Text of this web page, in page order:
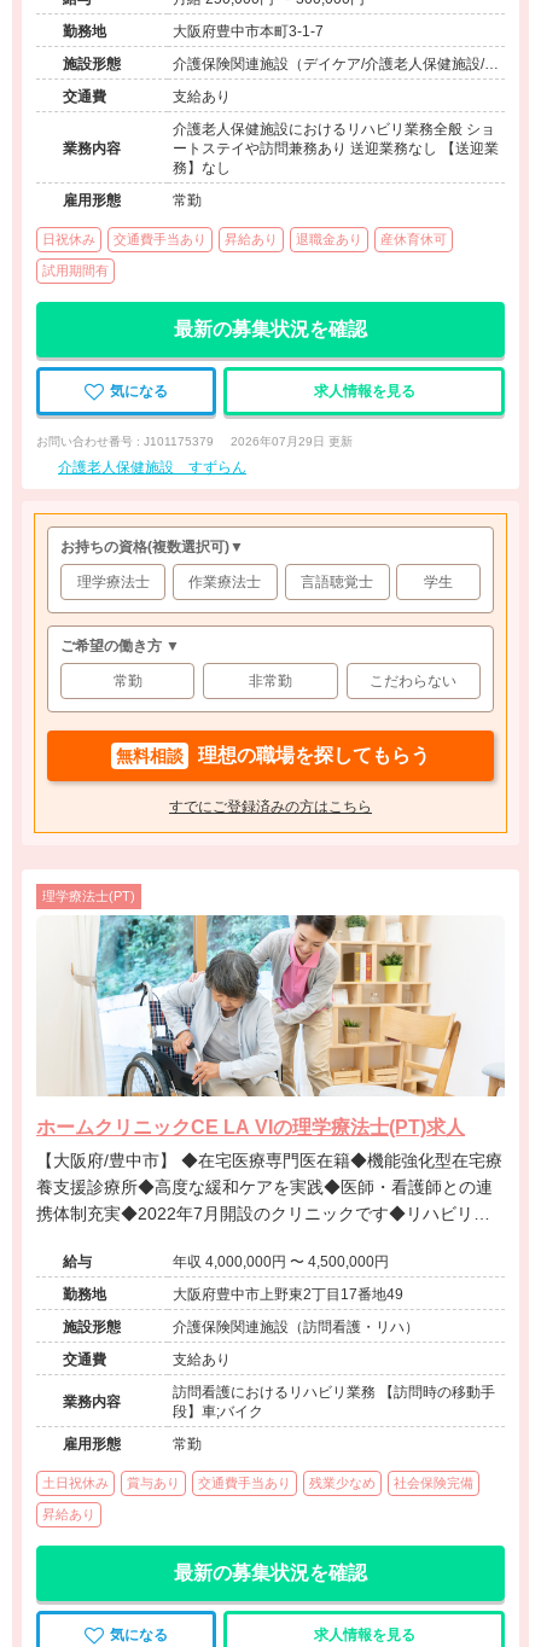
勤務地
大阪府豊中市本町3-1-7
施設形態
介護保険関連施設（デイケア/介護老人保健施設/シ
ョートステイ/訪問看護・リハ）
交通費 支給あり
業務内容
介護老人保健施設におけるリハビリ業務全般 ショ
ートステイや訪問兼務あり 送迎業務なし 【送迎業
務】なし
雇用形態
常勤
日祝休み 交通費手当あり 昇給あり 退職金あり 産休育休可
試用期間有
最新の募集状況を確認
気になる 求人情報を見る
お問い合わせ番号 : J101175379 2026年07月29日 更新
介護老人保健施設 すずらん
お持ちの資格(複数選択可)▼
理学療法士 作業療法士 言語聴覚士 学生
ご希望の働き方 ▼
常勤 非常勤 こだわらない
無料相談 理想の職場を探してもらう
すでにご登録済みの方はこちら
理学療法士(PT)
ホームクリニックCE LA VIの理学療法士(PT)求人
【大阪府/豊中市】 ◆在宅医療専門医在籍◆機能強化型在宅療
養支援診療所◆高度な緩和ケアを実践◆医師・看護師との連
携体制充実◆2022年7月開設のクリニックです◆リハビリ部
給与
年収 4,000,000円 〜 4,500,000円
勤務地
大阪府豊中市上野東2丁目17番地49
施設形態
介護保険関連施設（訪問看護・リハ）
交通費
支給あり
業務内容
訪問看護におけるリハビリ業務 【訪問時の移動手
段】車;バイク
雇用形態
常勤
土日祝休み 賞与あり 交通費手当あり 残業少なめ 社会保険完備
昇給あり
最新の募集状況を確認
気になる 求人情報を見る